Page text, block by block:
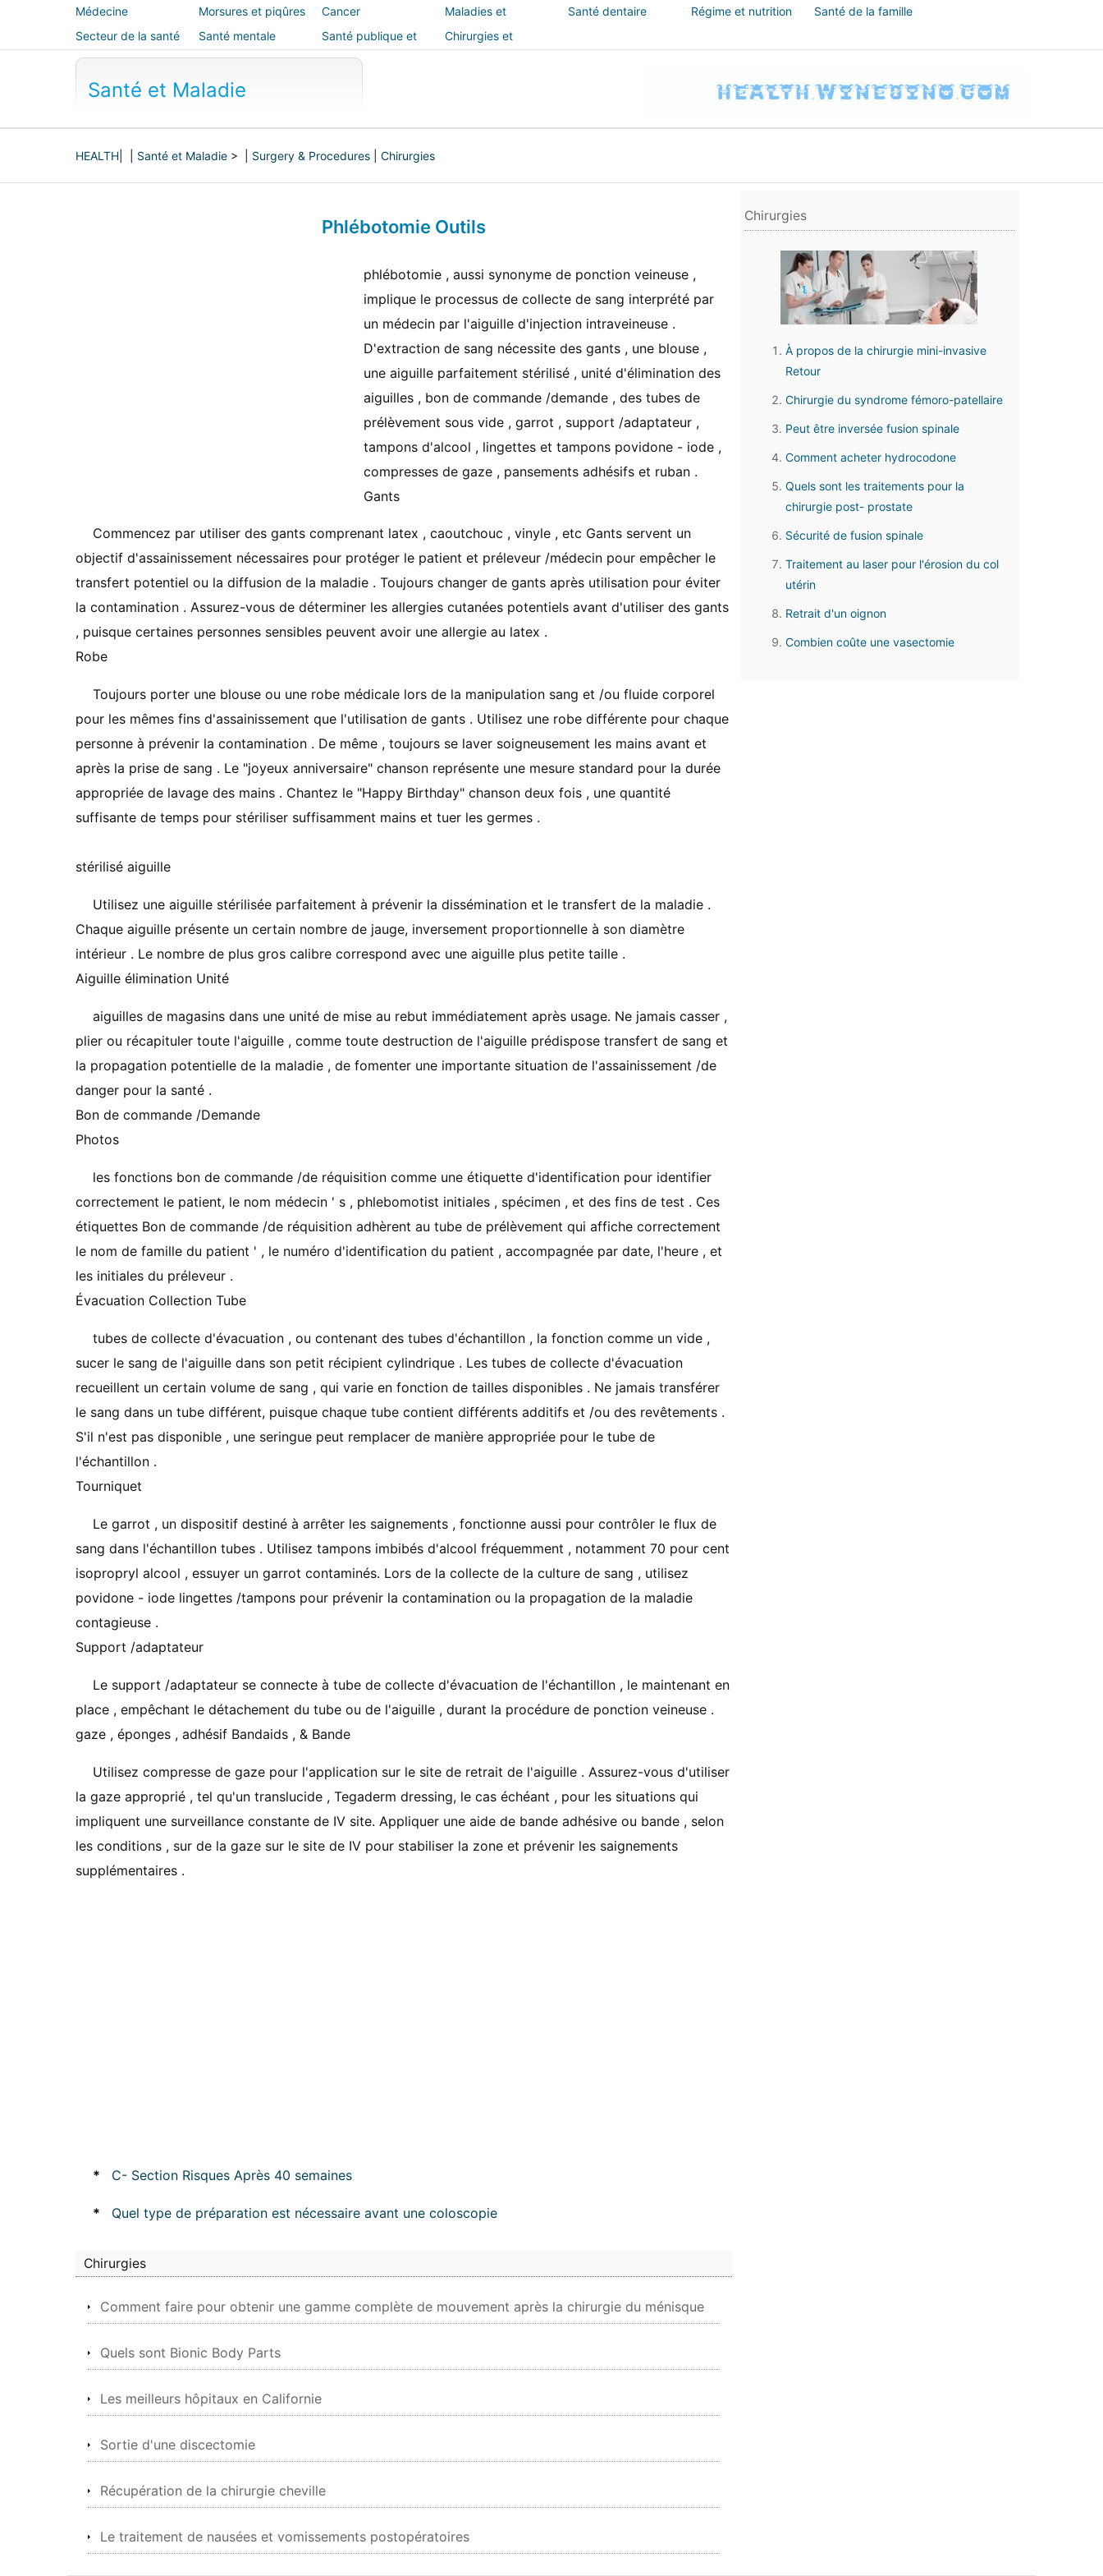
Médecine
alternative
Morsures et piqûres Cancer
Maladies et
traitements
Santé dentaire Régime et nutrition
Santé de la famille
Secteur de la santé
Santé mentale
Santé publique et
sécurité
Chirurgies et
Santé et Maladie
HEALTH Santé et Maladie > | Surgery & Procedures Chirurgies
Phlébotomie Outils
phlébotomie , aussi synonyme de ponction veineuse ,
implique le processus de collecte de sang interprété par
un médecin par l'aiguille d'injection intraveineuse .
D'extraction de sang nécessite des gants , une blouse ,
une aiguille parfaitement stérilisé , unité d'élimination des
aiguilles , bon de commande /demande , des tubes de
prélèvement sous vide , garrot , support /adaptateur ,
tampons d'alcool , lingettes et tampons povidone - iode ,
compresses de gaze , pansements adhésifs et ruban .
Gants
Commencez par utiliser des gants comprenant latex , caoutchouc , vinyle , etc Gants servent un
objectif d'assainissement nécessaires pour protéger le patient et préleveur /médecin pour empêcher le
transfert potentiel ou la diffusion de la maladie . Toujours changer de gants après utilisation pour éviter
la contamination . Assurez-vous de déterminer les allergies cutanées potentiels avant d'utiliser des gants
, puisque certaines personnes sensibles peuvent avoir une allergie au latex .
Robe
Toujours porter une blouse ou une robe médicale lors de la manipulation sang et /ou fluide corporel
pour les mêmes fins d'assainissement que l'utilisation de gants . Utilisez une robe différente pour chaque
personne à prévenir la contamination . De même , toujours se laver soigneusement les mains avant et
après la prise de sang . Le "joyeux anniversaire" chanson représente une mesure standard pour la durée
appropriée de lavage des mains . Chantez le "Happy Birthday" chanson deux fois , une quantité
suffisante de temps pour stériliser suffisamment mains et tuer les germes .
stérilisé aiguille
Utilisez une aiguille stérilisée parfaitement à prévenir la dissémination et le transfert de la maladie .
Chaque aiguille présente un certain nombre de jauge, inversement proportionnelle à son diamètre
intérieur . Le nombre de plus gros calibre correspond avec une aiguille plus petite taille .
Aiguille élimination Unité
aiguilles de magasins dans une unité de mise au rebut immédiatement après usage. Ne jamais casser ,
plier ou récapituler toute l'aiguille , comme toute destruction de l'aiguille prédispose transfert de sang et
la propagation potentielle de la maladie , de fomenter une importante situation de l'assainissement /de
danger pour la santé .
Bon de commande /Demande
Photos
les fonctions bon de commande /de réquisition comme une étiquette d'identification pour identifier
correctement le patient, le nom médecin ' s , phlebomotist initiales , spécimen , et des fins de test . Ces
étiquettes Bon de commande /de réquisition adhèrent au tube de prélèvement qui affiche correctement
le nom de famille du patient ' , le numéro d'identification du patient , accompagnée par date, l'heure , et
les initiales du préleveur .
Évacuation Collection Tube
tubes de collecte d'évacuation , ou contenant des tubes d'échantillon , la fonction comme un vide ,
sucer le sang de l'aiguille dans son petit récipient cylindrique . Les tubes de collecte d'évacuation
recueillent un certain volume de sang , qui varie en fonction de tailles disponibles . Ne jamais transférer
le sang dans un tube différent, puisque chaque tube contient différents additifs et /ou des revêtements .
S'il n'est pas disponible , une seringue peut remplacer de manière appropriée pour le tube de
l'échantillon .
Tourniquet
Le garrot , un dispositif destiné à arrêter les saignements , fonctionne aussi pour contrôler le flux de
sang dans l'échantillon tubes . Utilisez tampons imbibés d'alcool fréquemment , notamment 70 pour cent
isopropryl alcool , essuyer un garrot contaminés. Lors de la collecte de la culture de sang , utilisez
povidone - iode lingettes /tampons pour prévenir la contamination ou la propagation de la maladie
contagieuse .
Support /adaptateur
Le support /adaptateur se connecte à tube de collecte d'évacuation de l'échantillon , le maintenant en
place , empêchant le détachement du tube ou de l'aiguille , durant la procédure de ponction veineuse .
gaze , éponges , adhésif Bandaids , & Bande
Utilisez compresse de gaze pour l'application sur le site de retrait de l'aiguille . Assurez-vous d'utiliser
la gaze approprié , tel qu'un translucide , Tegaderm dressing, le cas échéant , pour les situations qui
impliquent une surveillance constante de IV site. Appliquer une aide de bande adhésive ou bande , selon
les conditions , sur de la gaze sur le site de IV pour stabiliser la zone et prévenir les saignements
supplémentaires .
* C- Section Risques Après 40 semaines
* Quel type de préparation est nécessaire avant une coloscopie
Chirurgies
Comment faire pour obtenir une gamme complète de mouvement après la chirurgie du ménisque
Quels sont Bionic Body Parts
Les meilleurs hôpitaux en Californie
Sortie d'une discectomie
Récupération de la chirurgie cheville
Le traitement de nausées et vomissements postopératoires
Chirurgies
À propos de la chirurgie mini-invasive
Retour
Chirurgie du syndrome fémoro-patellaire
Peut être inversée fusion spinale
Comment acheter hydrocodone
Quels sont les traitements pour la
chirurgie post- prostate
Sécurité de fusion spinale
Traitement au laser pour l'érosion du col
utérin
Retrait d'un oignon
Combien coûte une vasectomie